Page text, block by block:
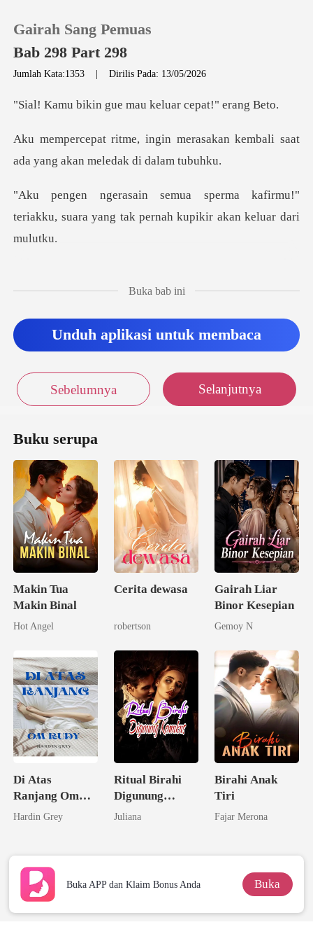
Pengisian Ulang
Keluar
Gairah Sang Pemuas
Bab 298 Part 298
Jumlah Kata:1353 |Dirilis Pada: 13/05/2026
gue mau keluar c
erasakan kembali saat
ada yang
afirmu!"
teriakku, suara yang tak pe
menyemprotkannya
Buka bab ini
Unduh aplikasi untuk membaca
Sebelumnya Selanjutnya
Buku serupa
Makin Tua
Makin Binal
Hot Angel
Cerita dewasa
robertson
Gairah Liar
Binor Kesepian
Gemoy N
Di Atas
Ranjang Om
Rudy
Hardin Grey
Ritual Birahi
Digunung
Keramat
Juliana
Birahi Anak
Tiri
Fajar Merona
Buka APP dan Klaim Bonus Anda Buka